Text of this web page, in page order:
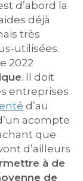
d’abord la
déjà
très
utilisées.
2022
. Il doit
entreprises
d’au
acompte
que
d’ailleurs
à de
de